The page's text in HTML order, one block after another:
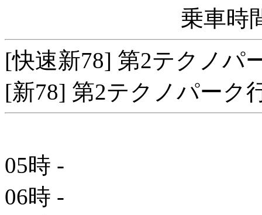
乗車時
[快速新78] 第2テクノパ
[新78] 第2テクノパーク
05時 -
06時 -